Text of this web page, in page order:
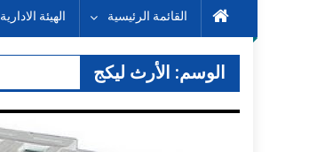
القائمة الرئيسية الهيئة الادارية
الوسم: الأرث ليكج